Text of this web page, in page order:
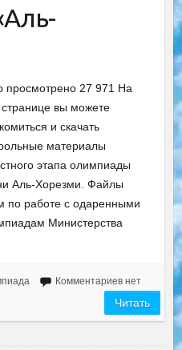
просмотрено 27 971 На
странице вы можете
и скачать
материалы
этапа олимпиады
Аль-Хорезми. Файлы
по работе с одаренными
Министерства
Комментариев нет
Читать